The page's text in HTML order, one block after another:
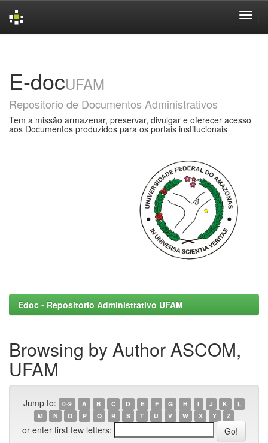
E-docUFAM
Repositorio de Documentos Administrativos
Tem a missão armazenar, preservar, divulgar e oferecer acesso
aos Documentos produzidos para os portais institucionais
Edoc - Repositorio Administrativo UFAM
Browsing by Author ASCOM,
UFAM
Jump to: 0-9 A B C D E F G H I J K
L
M
N O P Q R S T U V W X Y Z
or enter first few letters: